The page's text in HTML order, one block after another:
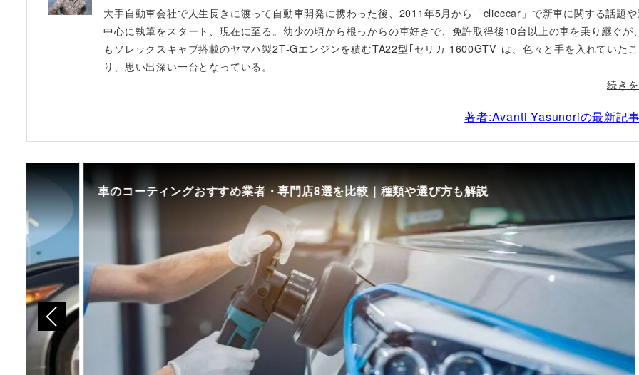
大手自動車会社で人生長きに渡って自動車開発に携わった後、2011年5月から「clicccar」で新車に関する話題
中心に執筆をスタート、現在に至る。幼少の頃から根っからの車好きで、免許取得後10台以上の車を乗り継ぐが
もソレックスキャブ搭載のヤマハ製2T‐Gエンジンを積むTA22型｢セリカ 1600GTV｣は、色々と手を入れていた
り、思い出深い一台となっている。
続き
著者:Avanti Yasunoriの最新記
車のコーティングおすすめ業者・専門店8選を比較｜種類や選び方も解説